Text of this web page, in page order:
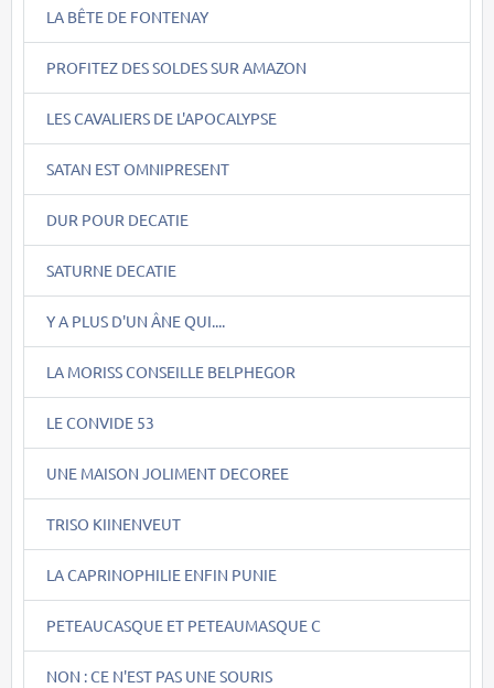
LA BÊTE DE FONTENAY
PROFITEZ DES SOLDES SUR AMAZON
LES CAVALIERS DE L'APOCALYPSE
SATAN EST OMNIPRESENT
DUR POUR DECATIE
SATURNE DECATIE
Y A PLUS D'UN ÂNE QUI....
LA MORISS CONSEILLE BELPHEGOR
LE CONVIDE 53
UNE MAISON JOLIMENT DECOREE
TRISO KIINENVEUT
LA CAPRINOPHILIE ENFIN PUNIE
PETEAUCASQUE ET PETEAUMASQUE C
NON : CE N'EST PAS UNE SOURIS